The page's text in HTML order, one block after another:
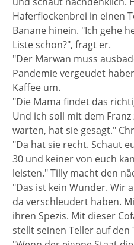
Haferflockenbrei in einen
Banane hinein. "Ich gehe
Liste schon?", fragt er.
"Der Marwan muss
Pandemie vergeudet
Kaffee um.
"Die Mama findet das
Und ich soll mit dem
warten, hat sie gesagt."
"Da hat sie recht. Schaut
30 und keiner von euch
leisten." Tilly macht den
"Das ist kein Wunder. Wir
da verschleudert haben.
ihren Spezis. Mit dieser
stellt seinen Teller auf den